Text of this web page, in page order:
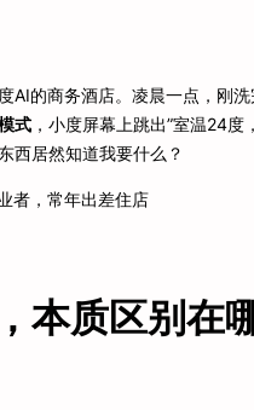
AI的商务酒店。凌晨一点，刚
式 ，小度屏幕上跳出”室温24
西居然知道我要什么？
者，常年出差住店
本质区别在